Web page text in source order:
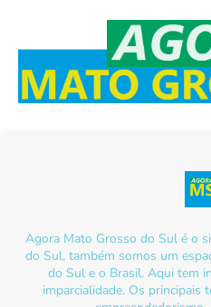
Agora Mato Grosso do Sul é o
do Sul, também somos um
do Sul e o Brasil. Aqui tem
imparcialidade. Os principais